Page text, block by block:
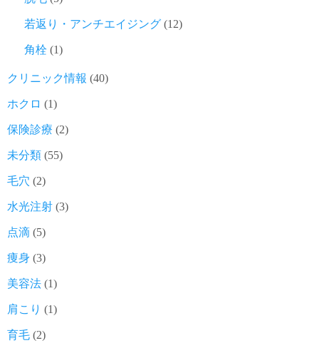
若返り・アンチエイジング (12)
角栓 (1)
クリニック情報 (40)
ホクロ (1)
保険診療 (2)
未分類 (55)
毛穴 (2)
水光注射 (3)
点滴 (5)
痩身 (3)
美容法 (1)
肩こり (1)
育毛 (2)